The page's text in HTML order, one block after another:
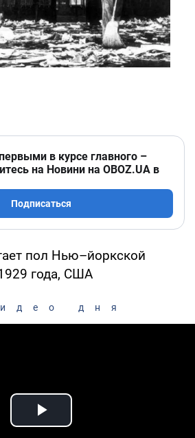
в курсе главного –
на Новини на OBOZ.UA в
Подписаться
пол Нью–йоркской
года, США
дня
Play Video